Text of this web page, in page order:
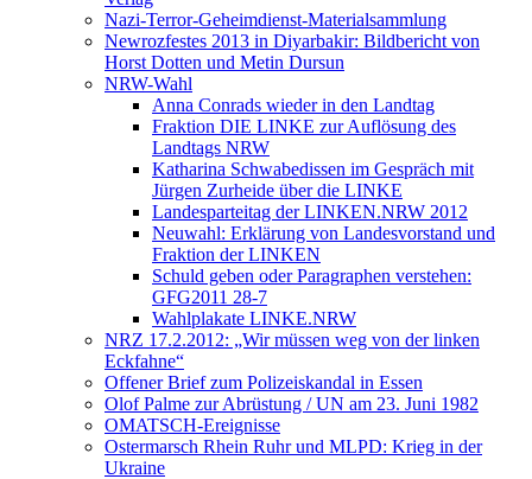
Nazi-Terror-Geheimdienst-Materialsammlung
Newrozfestes 2013 in Diyarbakir: Bildbericht von
Horst Dotten und Metin Dursun
NRW-Wahl
Anna Conrads wieder in den Landtag
Fraktion DIE LINKE zur Auflösung des
Landtags NRW
Katharina Schwabedissen im Gespräch mit
Jürgen Zurheide über die LINKE
Landesparteitag der LINKEN.NRW 2012
Neuwahl: Erklärung von Landesvorstand und
Fraktion der LINKEN
Schuld geben oder Paragraphen verstehen:
GFG2011 28-7
Wahlplakate LINKE.NRW
NRZ 17.2.2012: „Wir müssen weg von der linken
Eckfahne“
Offener Brief zum Polizeiskandal in Essen
Olof Palme zur Abrüstung / UN am 23. Juni 1982
OMATSCH-Ereignisse
Ostermarsch Rhein Ruhr und MLPD: Krieg in der
Ukraine